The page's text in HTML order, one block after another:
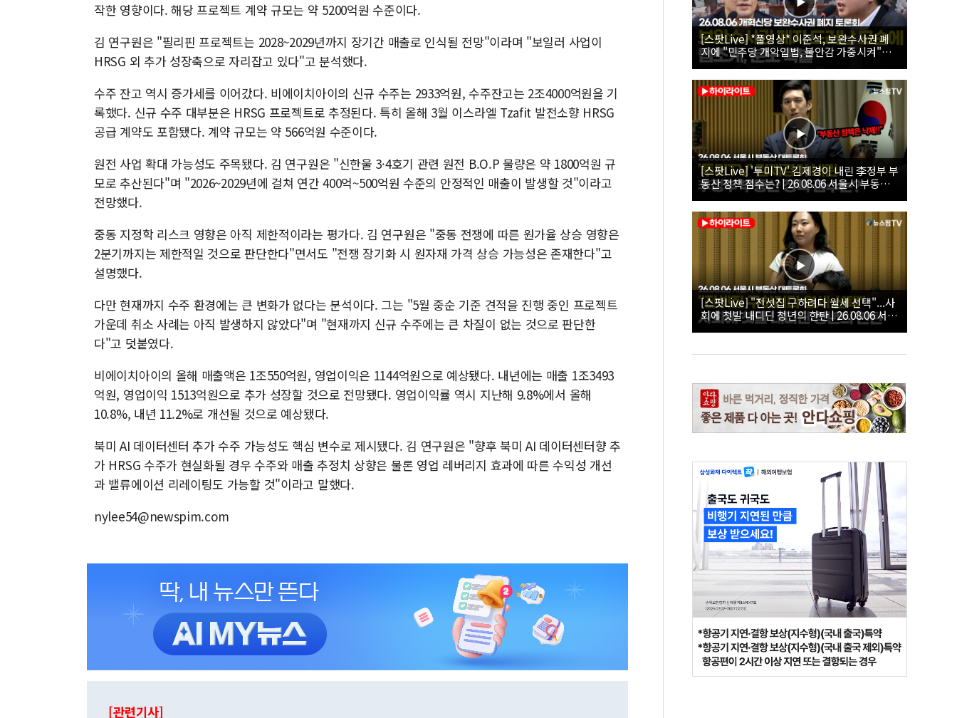
작한 영향이다. 해당 프로젝트 계약 규모는 약 5200억원 수준이다.
김 연구원은 "필리핀 프로젝트는 2028~2029년까지 장기간 매출로 인식될 전망"이라며 "보일러 사업이
HRSG 외 추가 성장축으로 자리잡고 있다"고 분석했다.
수주 잔고 역시 증가세를 이어갔다. 비에이치아이의 신규 수주는 2933억원, 수주잔고는 2조4000억원을 기
록했다. 신규 수주 대부분은 HRSG 프로젝트로 추정된다. 특히 올해 3월 이스라엘 Tzafit 발전소향 HRSG
공급 계약도 포함됐다. 계약 규모는 약 566억원 수준이다.
원전 사업 확대 가능성도 주목됐다. 김 연구원은 "신한울 3·4호기 관련 원전 B.O.P 물량은 약 1800억원 규
모로 추산된다"며 "2026~2029년에 걸쳐 연간 400억~500억원 수준의 안정적인 매출이 발생할 것"이라고
전망했다.
중동 지정학 리스크 영향은 아직 제한적이라는 평가다. 김 연구원은 "중동 전쟁에 따른 원가율 상승 영향은
2분기까지는 제한적일 것으로 판단한다"면서도 "전쟁 장기화 시 원자재 가격 상승 가능성은 존재한다"고
설명했다.
다만 현재까지 수주 환경에는 큰 변화가 없다는 분석이다. 그는 "5월 중순 기준 견적을 진행 중인 프로젝트
가운데 취소 사례는 아직 발생하지 않았다"며 "현재까지 신규 수주에는 큰 차질이 없는 것으로 판단한
다"고 덧붙였다.
비에이치아이의 올해 매출액은 1조550억원, 영업이익은 1144억원으로 예상됐다. 내년에는 매출 1조3493
억원, 영업이익 1513억원으로 추가 성장할 것으로 전망됐다. 영업이익률 역시 지난해 9.8%에서 올해
10.8%, 내년 11.2%로 개선될 것으로 예상됐다.
북미 AI 데이터센터 추가 수주 가능성도 핵심 변수로 제시됐다. 김 연구원은 "향후 북미 AI 데이터센터향 추
가 HRSG 수주가 현실화될 경우 수주와 매출 추정치 상향은 물론 영업 레버리지 효과에 따른 수익성 개선
과 밸류에이션 리레이팅도 가능할 것"이라고 말했다.
nylee54@newspim.com
[관련기사]
[스팟Live] *풀영상* 이준석, 보완수사권 폐
지에 "민주당 개악입법, 불안감 가중시켜"｜
26.08.06 개혁신당 보완수사권 폐지 토론회
[스팟Live] '투미TV' 김제경이 내린 李정부 부
동산 정책 점수는? | 26.08.06 서울시 부동산
대토론회
[스팟Live] "전셋집 구하려다 월세 선택"...사
회에 첫발 내디딘 청년의 한탄 | 26.08.06 서울
시 부동산 대토론회